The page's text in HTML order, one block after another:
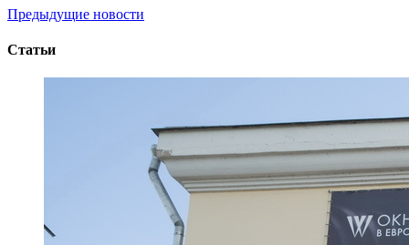
Предыдущие новости
Статьи